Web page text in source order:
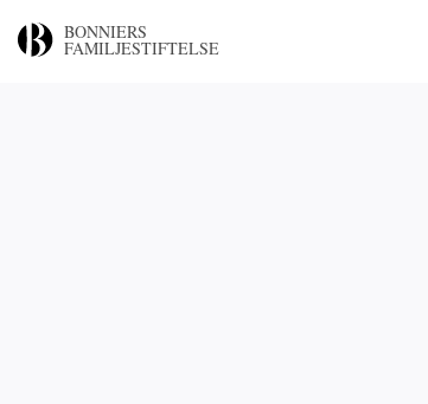
BONNIERS
FAMILJESTIFTELSE